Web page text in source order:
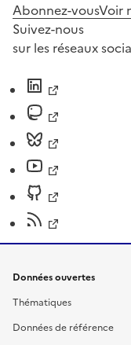
Abonnez-vousVoir
Suivez-nous
sur les réseaux
Données ouvertes
Thématiques
Données de référence